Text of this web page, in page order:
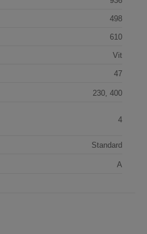
498
610
Vit
47
230, 400
4
Standard
A